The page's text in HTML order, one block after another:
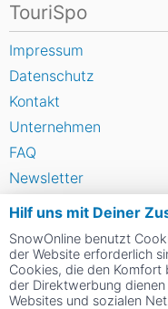
Hilf uns mit Deiner
SnowOnline benutzt
der Website erforderlich
Cookies, die den Komfort
der Direktwerbung
Websites und sozialen
TouriSpo
Impressum
Datenschutz
Kontakt
Unternehmen
FAQ
Newsletter
Widget
Umfragen
Skigebiet bewerten